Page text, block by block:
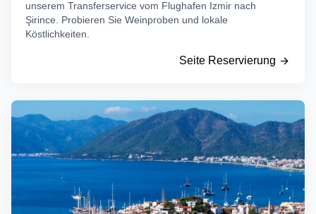
unserem Transferservice vom Flughafen Izmir nach
Şirince. Probieren Sie Weinproben und lokale
Köstlichkeiten.
Seite Reservierung